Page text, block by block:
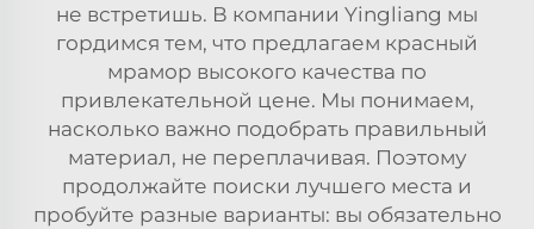
не встретишь. В компании Yingliang мы
гордимся тем, что предлагаем красный
мрамор высокого качества по
привлекательной цене. Мы понимаем,
насколько важно подобрать правильный
материал, не переплачивая. Поэтому
продолжайте поиски лучшего места и
пробуйте разные варианты: вы обязательно